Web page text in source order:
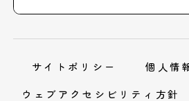
サイトポリシー
個人情
ウェブアクセシビリティ方針